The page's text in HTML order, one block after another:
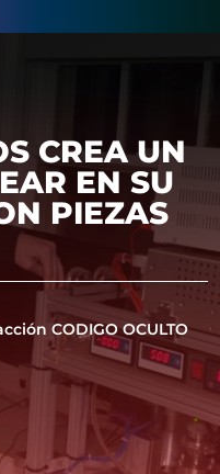
CREA UN
EN SU
PIEZAS
CODIGO OCULTO